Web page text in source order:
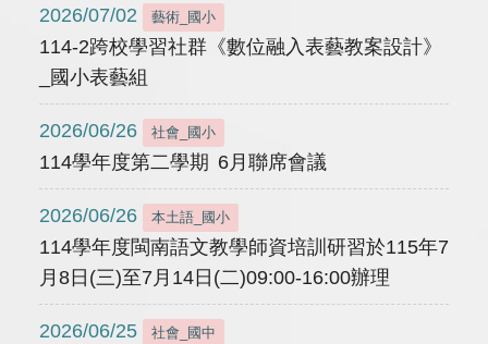
2026/07/02 藝術_國小
114-2跨校學習社群《數位融入表藝教案設計》
_國小表藝組
2026/06/26 社會_國小
114學年度第二學期 6月聯席會議
2026/06/26 本土語_國小
114學年度閩南語文教學師資培訓研習於115年7
月8日(三)至7月14日(二)09:00-16:00辦理
2026/06/25 社會_國中